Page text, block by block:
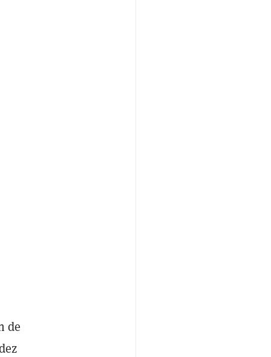
de